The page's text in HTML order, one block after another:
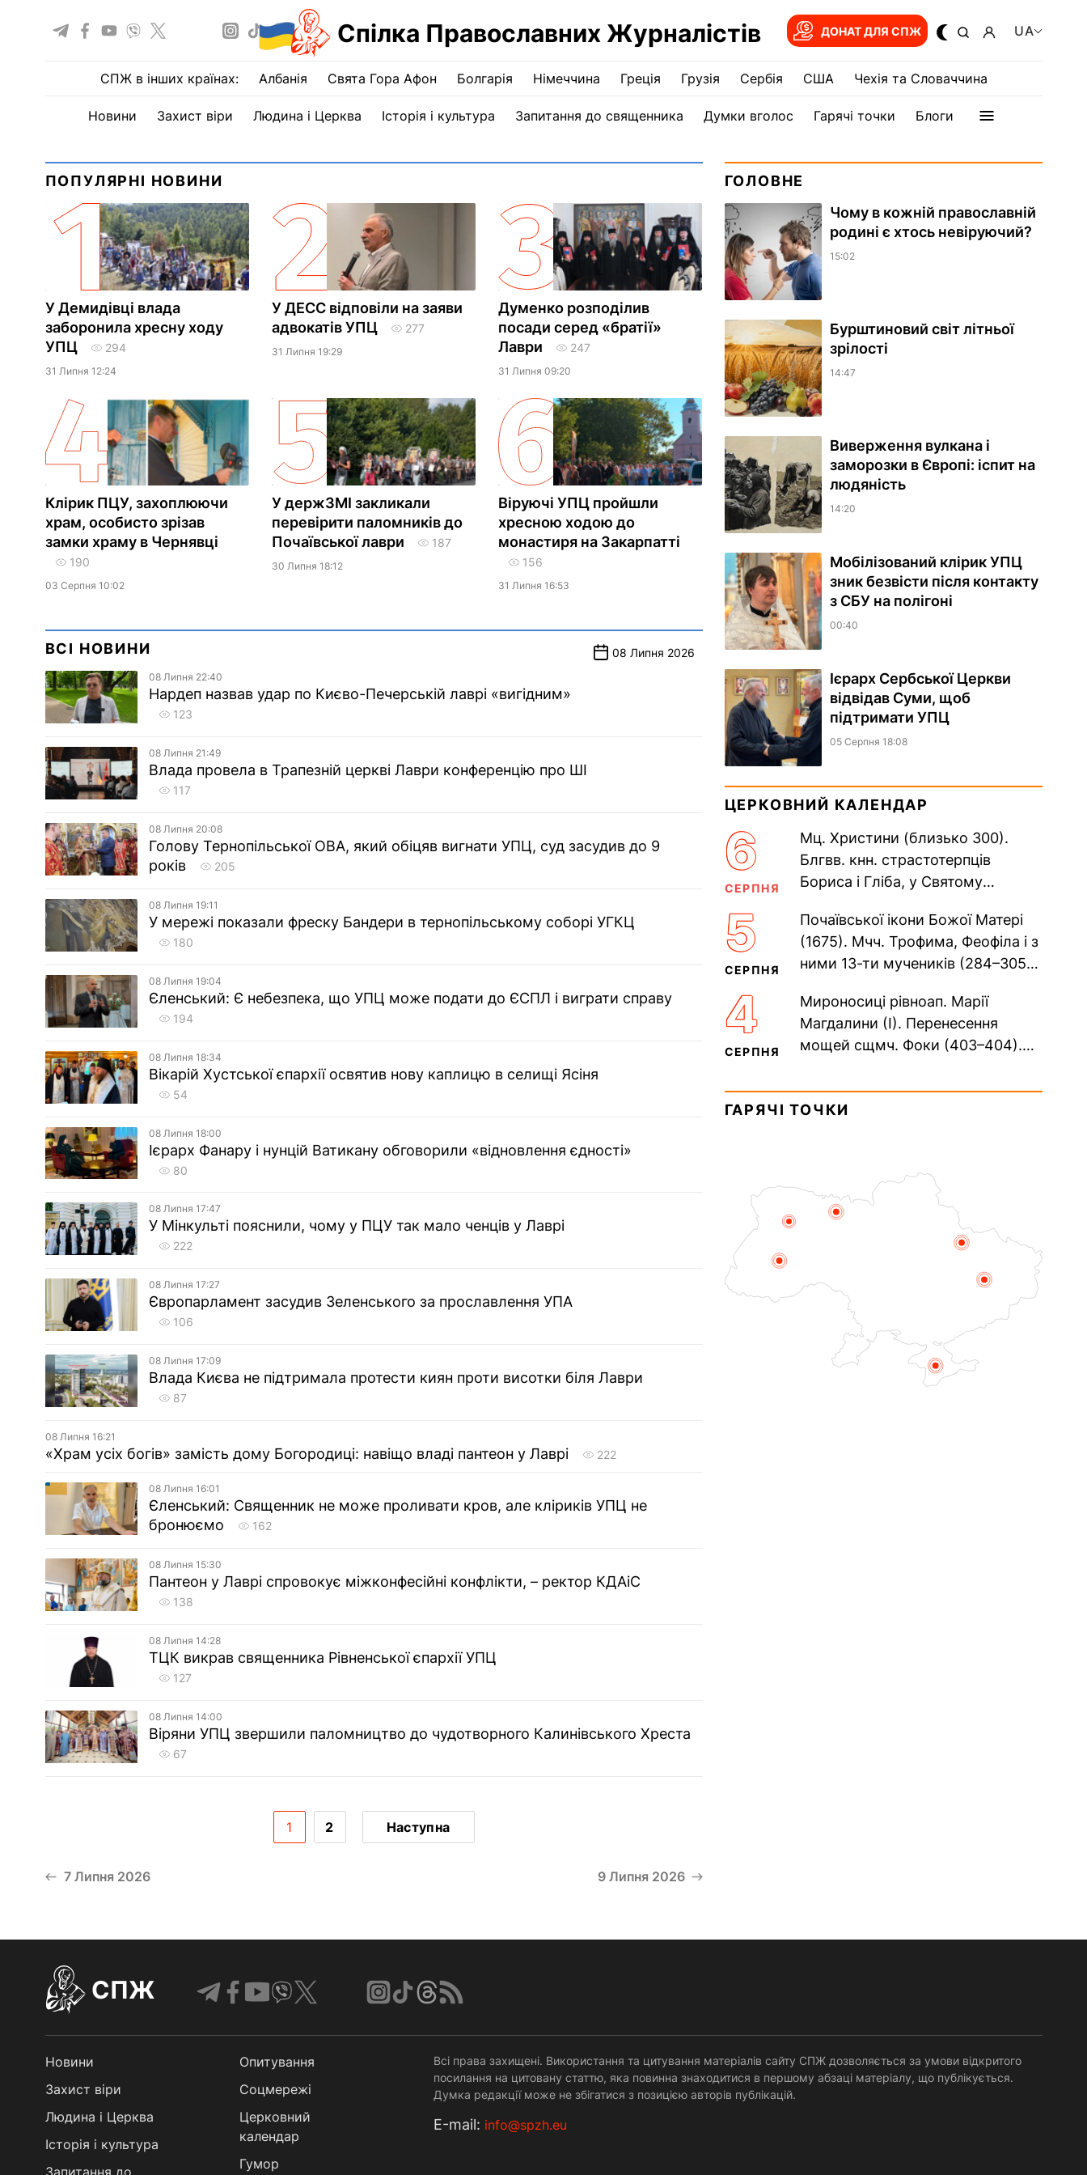
Спілка Православних Журналістів ДОНАТ ДЛЯ СПЖ UA
СПЖ в інших країнах: Албанія Свята Гора Афон Болгарія Німеччина Греція Грузія Сербія США Чехія та Словаччина
Новини Захист віри Людина і Церква Історія і культура Запитання до священника Думки вголос Гарячі точки Блоги
ПОПУЛЯРНІ НОВИНИ
У Демидівці влада
заборонила хресну ходу
УПЦ
294
31 Липня 12:24
У ДЕСС відповіли на заяви
адвокатів УПЦ
277
31 Липня 19:29
Думенко розподілив
посади серед «братії»
Лаври
247
31 Липня 09:20
Клірик ПЦУ, захоплюючи
храм, особисто зрізав
замки храму в Чернявці
190
03 Серпня 10:02
У держЗМІ закликали
перевірити паломників до
Почаївської лаври
187
30 Липня 18:12
Віруючі УПЦ пройшли
хресною ходою до
монастиря на Закарпатті
156
31 Липня 16:53
ВСІ НОВИНИ 08 Липня 2026
08 Липня 22:40
Нардеп назвав удар по Києво-Печерській лаврі «вигідним»
123
08 Липня 21:49
Влада провела в Трапезній церкві Лаври конференцію про ШІ
117
08 Липня 20:08
Голову Тернопільської ОВА, який обіцяв вигнати УПЦ, суд засудив до 9
років
205
08 Липня 19:11
У мережі показали фреску Бандери в тернопільському соборі УГКЦ
180
08 Липня 19:04
Єленський: Є небезпека, що УПЦ може подати до ЄСПЛ і виграти справу
194
08 Липня 18:34
Вікарій Хустської єпархії освятив нову каплицю в селищі Ясіня
54
08 Липня 18:00
Ієрарх Фанару і нунцій Ватикану обговорили «відновлення єдності»
80
08 Липня 17:47
У Мінкульті пояснили, чому у ПЦУ так мало ченців у Лаврі
222
08 Липня 17:27
Європарламент засудив Зеленського за прославлення УПА
106
08 Липня 17:09
Влада Києва не підтримала протести киян проти висотки біля Лаври
87
08 Липня 16:21
«Храм усіх богів» замість дому Богородиці: навіщо владі пантеон у Лаврі 222
08 Липня 16:01
Єленський: Священник не може проливати кров, але кліриків УПЦ не
бронюємо
162
08 Липня 15:30
Пантеон у Лаврі спровокує міжконфесійні конфлікти, – ректор КДАіС
138
08 Липня 14:28
ТЦК викрав священника Рівненської єпархії УПЦ
127
08 Липня 14:00
Віряни УПЦ звершили паломництво до чудотворного Калинівського Хреста
67
1 2 Наступна
7 Липня 2026 9 Липня 2026
ГОЛОВНЕ
Чому в кожній православній
родині є хтось невіруючий?
15:02
Бурштиновий світ літньої
зрілості
14:47
Виверження вулкана і
заморозки в Європі: іспит на
людяність
14:20
Мобілізований клірик УПЦ
зник безвісти після контакту
з СБУ на полігоні
00:40
Ієрарх Сербської Церкви
відвідав Суми, щоб
підтримати УПЦ
05 Серпня 18:08
ЦЕРКОВНИЙ КАЛЕНДАР
6
СЕРПНЯ
Мц. Христини (близько 300).
Блгвв. кнн. страстотерпців
Бориса і Гліба, у Святому
Прп. Полікарпа, архімандрита...
5
СЕРПНЯ
Почаївської ікони Божої Матері
(1675). Мчч. Трофима, Феофіла і з
ними 13-ти мучеників (284–305).
Равенійського (близько 75)....
4
СЕРПНЯ
Мироносиці рівноап. Марії
Магдалини (I). Перенесення
мощей сщмч. Фоки (403–404).
(1693). Сщмч. Михаїла
Накарякова...
ГАРЯЧІ ТОЧКИ
СПЖ
Новини
Захист віри
Людина і Церква
Історія і культура
Запитання до
Опитування
Соцмережі
Церковний
календар
Гумор
Всі права захищені. Використання та цитування матеріалів сайту СПЖ дозволяється за умови відкритого
посилання на цитовану статтю, яка повинна знаходитися в першому абзаці матеріалу, що публікується.
Думка редакції може не збігатися з позицією авторів публікацій.
Е-mail: info@spzh.eu